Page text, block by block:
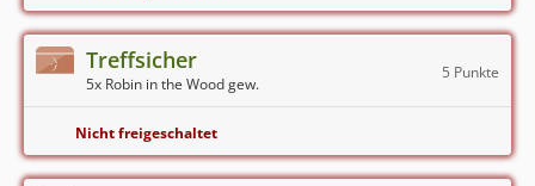
Treffsicher
5x Robin in the Wood gew.
5 Punkte
Nicht freigeschaltet